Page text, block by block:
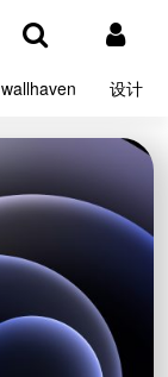
wallhaven 设计